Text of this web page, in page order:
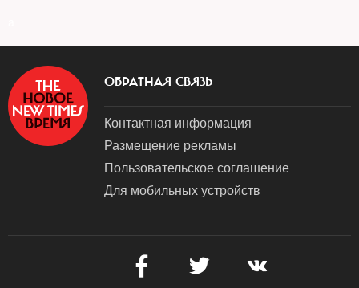
ОБРАТНАЯ СВЯЗЬ
Контактная информация
Размещение рекламы
Пользовательское соглашение
Для мобильных устройств